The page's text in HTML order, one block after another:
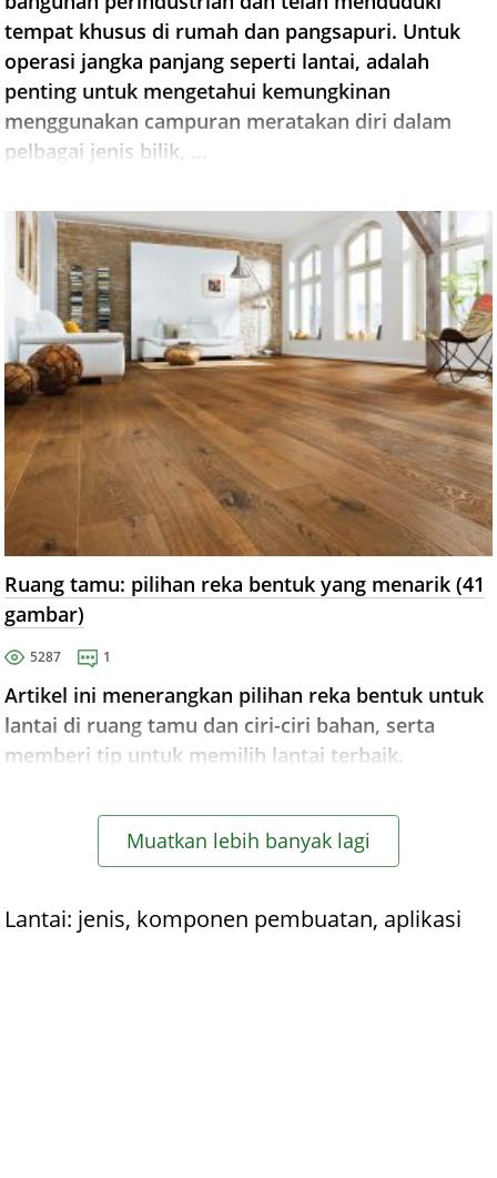
tempat khusus di rumah dan pangsapuri. Untuk
operasi jangka panjang seperti lantai, adalah
penting untuk mengetahui kemungkinan
menggunakan campuran meratakan diri dalam
pelbagai jenis bilik, ...
Ruang tamu: pilihan reka bentuk yang menarik (41
gambar)
5287 1
Artikel ini menerangkan pilihan reka bentuk untuk
lantai di ruang tamu dan ciri-ciri bahan, serta
memberi tip untuk memilih lantai terbaik.
Muatkan lebih banyak lagi
Lantai: jenis, komponen pembuatan, aplikasi